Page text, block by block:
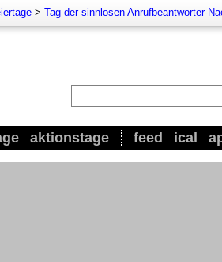
> Tag der sinnlosen Anrufbeantworter-
aktionstage feed ical